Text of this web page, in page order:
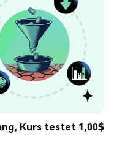
Kurs testet 1,00$